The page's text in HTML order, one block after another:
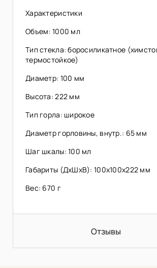
Характеристики
Объем: 1000 мл
Тип стекла: боросиликатное
термостойкое)
Диаметр: 100 мм
Высота: 222 мм
Тип горла: широкое
Диаметр горловины, внутр.: 65 мм
Шаг шкалы: 100 мл
Габариты (ДхШхВ): 100х100х222 мм
Вес: 670 г
Отзывы